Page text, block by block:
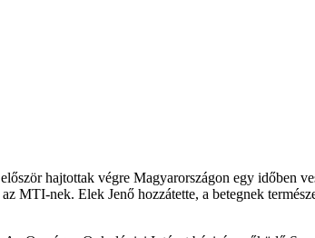
hajtottak végre Magyarországon egy időben
nek. Elek Jenő hozzátette, a betegnek